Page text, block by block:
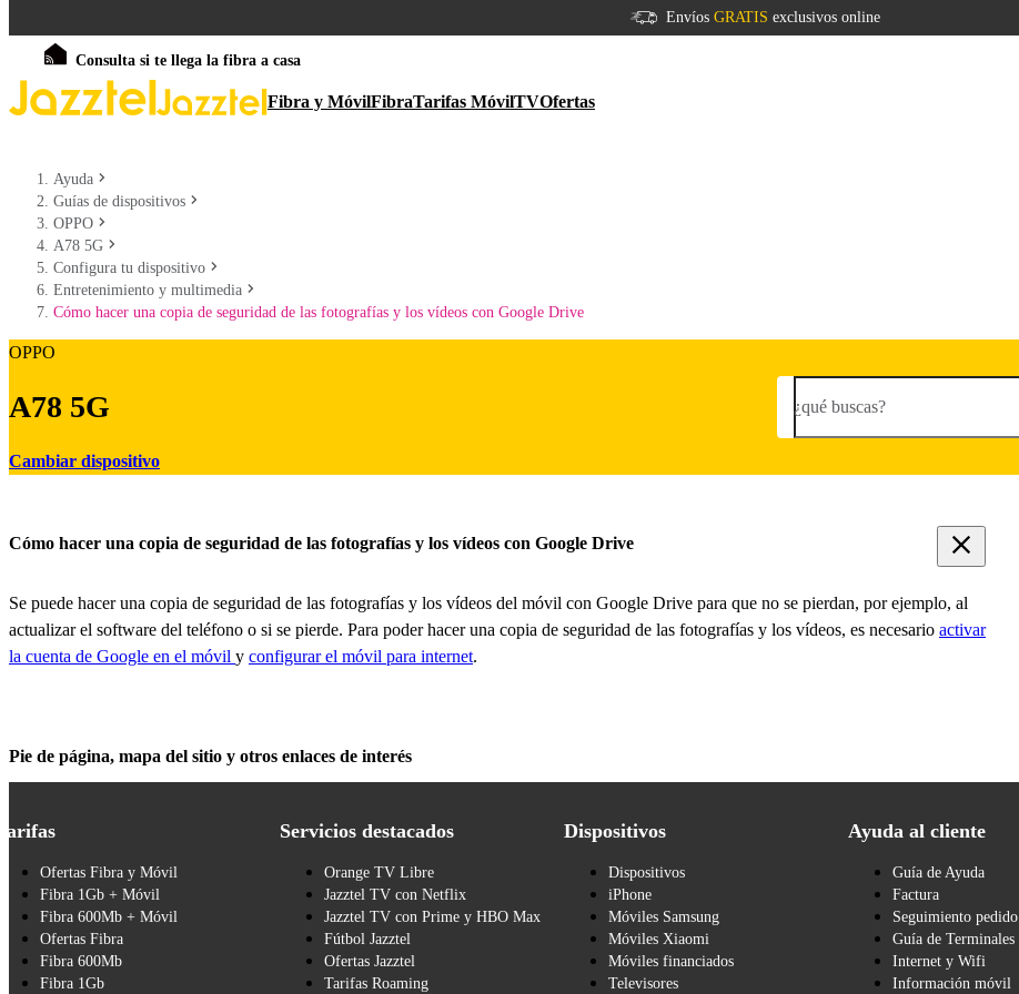
Envíos GRATIS exclusivos online
Consulta si te llega la fibra a casa
Fibra y MóvilFibraTarifas MóvilTVOfertas
Ayuda
Guías de dispositivos
OPPO
A78 5G
Configura tu dispositivo
Entretenimiento y multimedia
Cómo hacer una copia de seguridad de las fotografías y los vídeos con Google Drive
OPPO
A78 5G
Cambiar dispositivo
¿qué buscas?
Cómo hacer una copia de seguridad de las fotografías y los vídeos con Google Drive
Se puede hacer una copia de seguridad de las fotografías y los vídeos del móvil con Google Drive para que no se pierdan, por ejemplo, al
actualizar el software del teléfono o si se pierde. Para poder hacer una copia de seguridad de las fotografías y los vídeos, es necesario activar
la cuenta de Google en el móvil y configurar el móvil para internet.
Pie de página, mapa del sitio y otros enlaces de interés
Ofertas Fibra y Móvil
Fibra 1Gb + Móvil
Fibra 600Mb + Móvil
Ofertas Fibra
Fibra 600Mb
Fibra 1Gb
Servicios destacados
Orange TV Libre
Jazztel TV con Netflix
Jazztel TV con Prime y HBO Max
Fútbol Jazztel
Ofertas Jazztel
Tarifas Roaming
Dispositivos
Dispositivos
iPhone
Móviles Samsung
Móviles Xiaomi
Móviles financiados
Televisores
Ayuda al cliente
Guía de Ayuda
Factura
Seguimiento pedido
Guía de Terminales
Internet y Wifi
Información móvil